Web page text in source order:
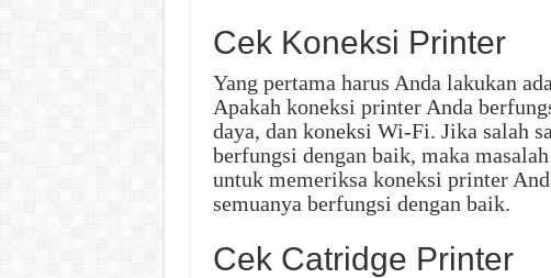
Cek Koneksi Printer
Yang pertama harus Anda lakukan
Apakah koneksi printer Anda
daya, dan koneksi Wi-Fi. Jika salah
berfungsi dengan baik, maka
untuk memeriksa koneksi printer
semuanya berfungsi dengan baik.
Cek Catridge Printer